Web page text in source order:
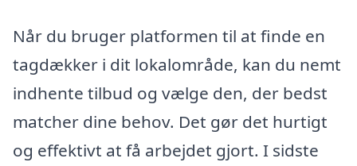
Når du bruger platformen til at finde en
tagdækker i dit lokalområde, kan du nemt
indhente tilbud og vælge den, der bedst
matcher dine behov. Det gør det hurtigt
og effektivt at få arbejdet gjort. I sidste